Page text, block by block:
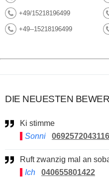
+49/15218196499
+49--15218196499
DIE NEUESTEN
Ki stimme
Sonni
0692572043116
Ruft zwanzig mal an
Ich
040655801422